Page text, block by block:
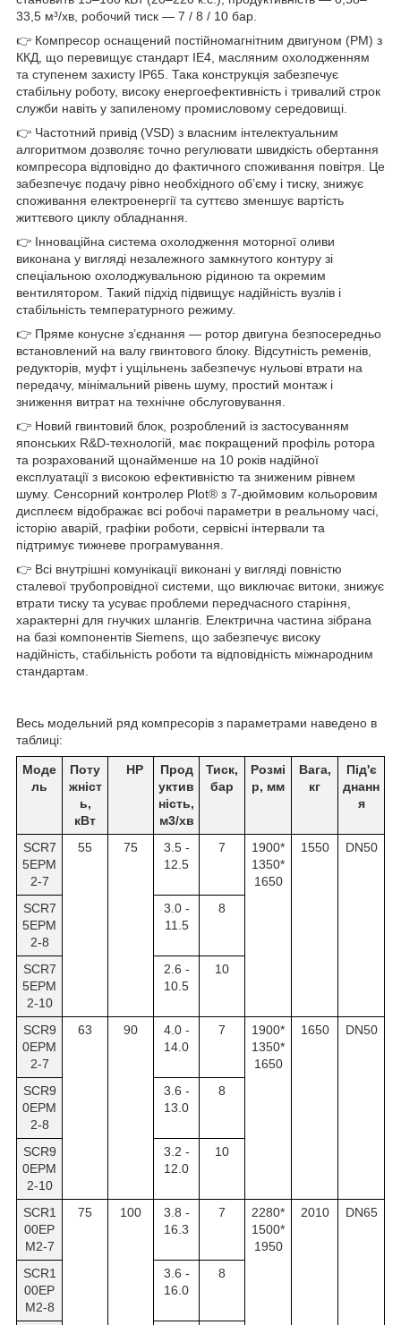
33,5 м³/хв, робочий тиск — 7 / 8 / 10 бар.
👉 Компресор оснащений постійномагнітним двигуном (PM) з
ККД, що перевищує стандарт IE4, масляним охолодженням
та ступенем захисту IP65. Така конструкція забезпечує
стабільну роботу, високу енергоефективність і тривалий строк
служби навіть у запиленому промисловому середовищі.
👉 Частотний привід (VSD) з власним інтелектуальним
алгоритмом дозволяє точно регулювати швидкість обертання
компресора відповідно до фактичного споживання повітря. Це
забезпечує подачу рівно необхідного об’єму і тиску, знижує
споживання електроенергії та суттєво зменшує вартість
життєвого циклу обладнання.
👉 Інноваційна система охолодження моторної оливи
виконана у вигляді незалежного замкнутого контуру зі
спеціальною охолоджувальною рідиною та окремим
вентилятором. Такий підхід підвищує надійність вузлів і
стабільність температурного режиму.
👉 Пряме конусне з’єднання — ротор двигуна безпосередньо
встановлений на валу гвинтового блоку. Відсутність ременів,
редукторів, муфт і ущільнень забезпечує нульові втрати на
передачу, мінімальний рівень шуму, простий монтаж і
зниження витрат на технічне обслуговування.
👉 Новий гвинтовий блок, розроблений із застосуванням
японських R&D-технологій, має покращений профіль ротора
та розрахований щонайменше на 10 років надійної
експлуатації з високою ефективністю та зниженим рівнем
шуму. Сенсорний контролер Plot® з 7-дюймовим кольоровим
дисплеєм відображає всі робочі параметри в реальному часі,
історію аварій, графіки роботи, сервісні інтервали та
підтримує тижневе програмування.
👉 Всі внутрішні комунікації виконані у вигляді повністю
сталевої трубопровідної системи, що виключає витоки, знижує
втрати тиску та усуває проблеми передчасного старіння,
характерні для гнучких шлангів. Електрична частина зібрана
на базі компонентів Siemens, що забезпечує високу
надійність, стабільність роботи та відповідність міжнародним
стандартам.
Весь модельний ряд компресорів з параметрами наведено в
таблиці:
Моде
ль
Поту
жніст
ь,
кВт
HP
Прод
уктив
ність,
м3/хв
Тиск,
бар
Розмі
р, мм
Вага,
кг
Під'є
днанн
я
SCR7
5EPM
2-7
55 75
3.5 -
12.5
7
1900*
1350*
1650
1550 DN50
SCR7
5EPM
2-8
3.0 -
11.5
8
SCR7
5EPM
2-10
2.6 -
10.5
10
SCR9
0EPM
2-7
63 90
4.0 -
14.0
7
1900*
1350*
1650
1650 DN50
SCR9
0EPM
2-8
3.6 -
13.0
8
SCR9
0EPM
2-10
3.2 -
12.0
10
SCR1
00EP
M2-7
75 100
3.8 -
16.3
7
2280*
1500*
1950
2010 DN65
SCR1
00EP
M2-8
3.6 -
16.0
8